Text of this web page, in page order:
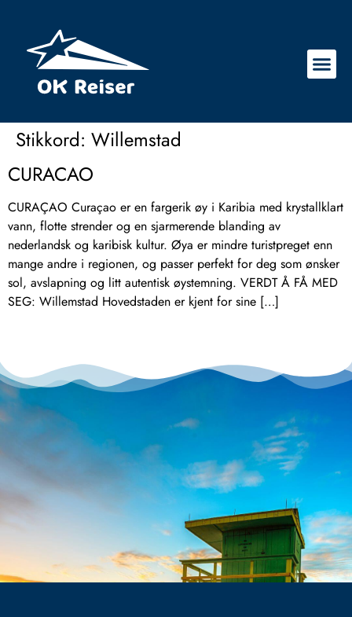
Stikkord: Willemstad
CURACAO
CURAÇAO Curaçao er en fargerik øy i Karibia med krystallklart
vann, flotte strender og en sjarmerende blanding av
nederlandsk og karibisk kultur. Øya er mindre turistpreget enn
mange andre i regionen, og passer perfekt for deg som ønsker
sol, avslapning og litt autentisk øystemning. VERDT Å FÅ MED
SEG: Willemstad Hovedstaden er kjent for sine […]